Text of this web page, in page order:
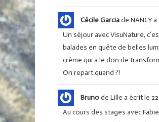
Cécile Garciade NANCYa
Un séjour avec VisuNature,
balades en quête de belles
crème qui a le don de
On repart quand ?!
Brunode Lille a écrit le
Au cours des stages avec